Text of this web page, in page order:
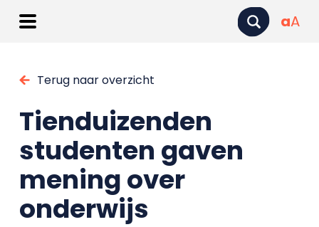
aA
Terug naar overzicht
Tienduizenden
studenten gaven
mening over
onderwijs